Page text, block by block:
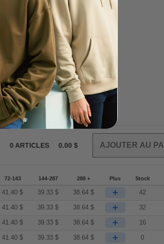
0 ARTICLES 0.00 $
72-143 144-287 288 + Plus Stock
41.40$ 39.33$ 38.64$ + 42
41.40$ 39.33$ 38.64$ + 32
41.40$ 39.33$ 38.64$ + 16
41.40$ 39.33$ 38.64$ +
0